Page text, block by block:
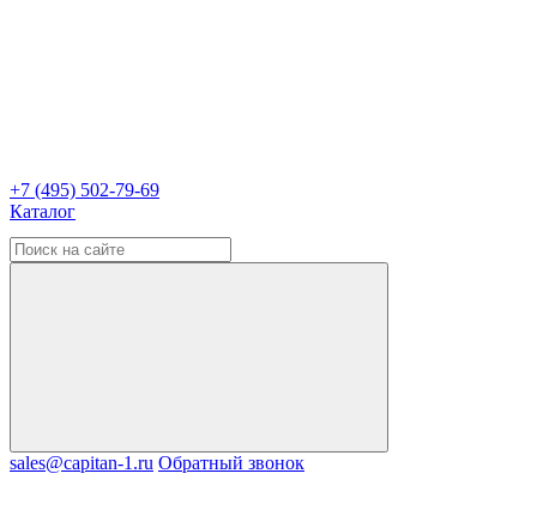
+7 (495) 502-79-69
Каталог
sales@capitan-1.ru Обратный звонок